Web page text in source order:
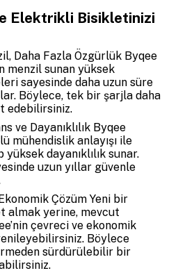
Elektrikli Bisikletinizi
Daha Fazla Özgürlük Byqee
menzil sunan yüksek
sayesinde daha uzun süre
Böylece, tek bir şarjla daha
edebilirsiniz.
ve Dayanıklılık Byqee
mühendislik anlayışı ile
dayanıklılık sunar.
uzun yıllar güvenle
Çözüm Yeni bir
almak yerine, mevcut
çevreci ve ekonomik
Böylece
sürdürülebilir bir